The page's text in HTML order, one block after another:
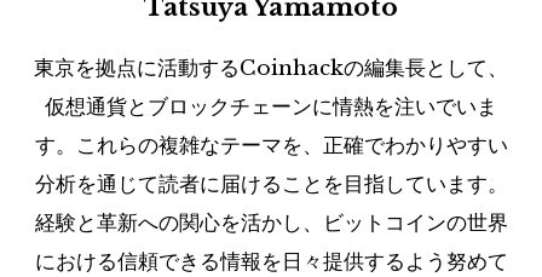
Tatsuya Yamamoto
東京を拠点に活動するCoinhackの編集長として、
仮想通貨とブロックチェーンに情熱を注いでいま
す。これらの複雑なテーマを、正確でわかりやすい
分析を通じて読者に届けることを目指しています。
経験と革新への関心を活かし、ビットコインの世界
における信頼できる情報を日々提供するよう努めて